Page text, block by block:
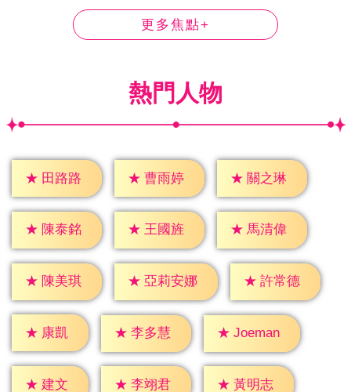
更多焦點+
熱門人物
★ 田路路 ★ 曹雨婷 ★ 關之琳
★ 陳泰銘 ★ 王國旌 ★ 馬清偉
★ 陳美琪 ★ 亞莉安娜 ★ 許常德
★ 康凱 ★ 李多慧 ★ Joeman
★ 建文 ★ 李翊君 ★ 黃明志